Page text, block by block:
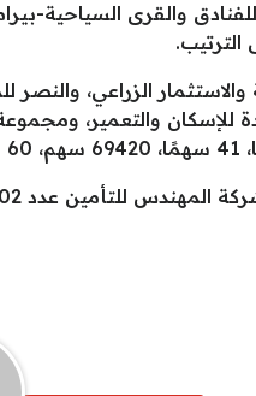
الزراعي، والنصر